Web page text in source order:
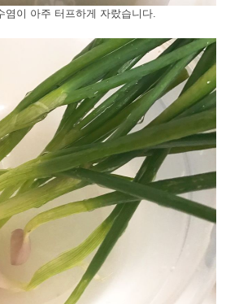
염이 아주 터프하게 자랐습니다.